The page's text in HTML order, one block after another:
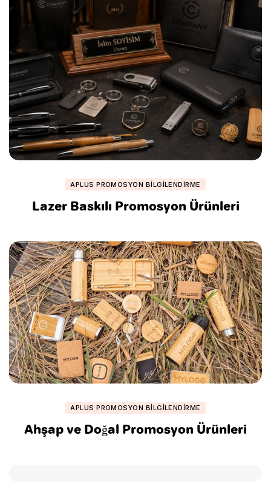
APLUS PROMOSYON BILGILENDIRME
Lazer Baskılı Promosyon Ürünleri
APLUS PROMOSYON BILGILENDIRME
Ahşap ve Doğal Promosyon Ürünleri